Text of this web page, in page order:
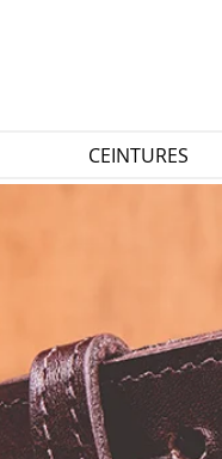
CEINTURES